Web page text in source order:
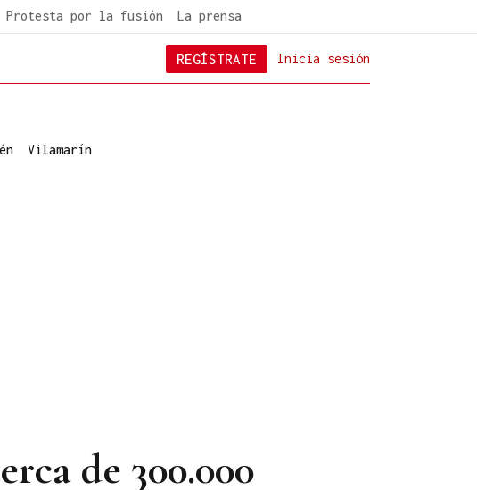
Protesta por la fusión La prensa
Inicia sesión
REGÍSTRATE
Vilamarín
de 300.000